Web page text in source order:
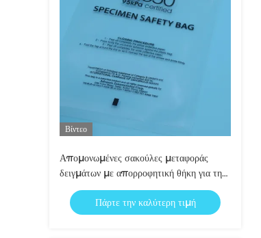
Βίντεο
Απομονωμένες σακούλες μεταφοράς
δειγμάτων με απορροφητική θήκη για την
αποθήκευση δειγμάτων αίματος
ευαίσθητων στη θερμοκρασία και τη
μεταφορά βιολογικών κινδύνων στο
Πάρτε την καλύτερη τιμή